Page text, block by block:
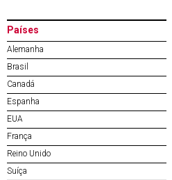
Países
Alemanha
Brasil
Canadá
Espanha
EUA
França
Reino Unido
Suíça